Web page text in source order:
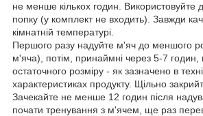
не менше кількох годин. Використовуйте
попку (у комплект не входить). Завжди
кімнатній температурі.
Першого разу надуйте м'яч до меншого
м'яча), потім, принаймні через 5-7 годин,
остаточного розміру - як зазначено в
характеристиках продукту. Щільно
Зачекайте не менше 12 годин після
почати тренування з м'ячем, ще раз